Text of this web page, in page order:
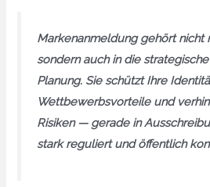
Markenanmeldung gehört nicht
sondern auch in die
Planung. Sie schützt Ihre
Wettbewerbsvorteile und
Risiken — gerade in
stark reguliert und öffentlich